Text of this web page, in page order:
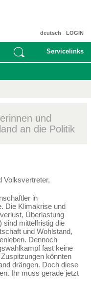
LOGIN
deutsch
Servicelinks
und
an die Politik
Volksvertreter,
in
Die Klima­krise und
Überlastung
sind mittelfristig die
und Wohlstand,
Dennoch
fast keine
könnten
drängen. Doch diese
Ihr muss gerade jetzt